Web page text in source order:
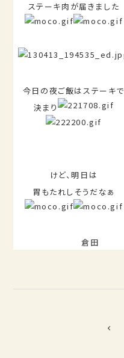
ステーキ肉が届きました
今日の夜ご飯はステーキで
決まり
けど、明日は
胃もたれしそうだなぁ
倉田